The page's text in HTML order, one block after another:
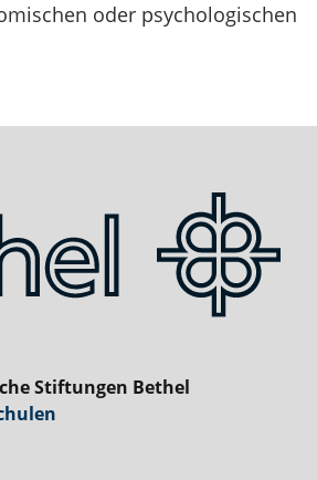
oder psychologischen
Stiftungen Bethel